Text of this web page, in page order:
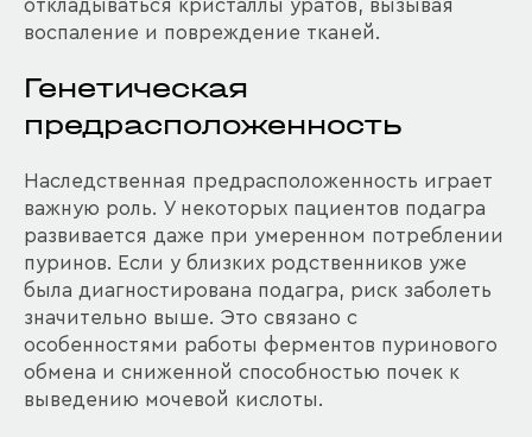
откладываться кристаллы уратов, вызывая
воспаление и повреждение тканей.
Генетическая
предрасположенность
Наследственная предрасположенность играет
важную роль. У некоторых пациентов подагра
развивается даже при умеренном потреблении
пуринов. Если у близких родственников уже
была диагностирована подагра, риск заболеть
значительно выше. Это связано с
особенностями работы ферментов пуринового
обмена и сниженной способностью почек к
выведению мочевой кислоты.